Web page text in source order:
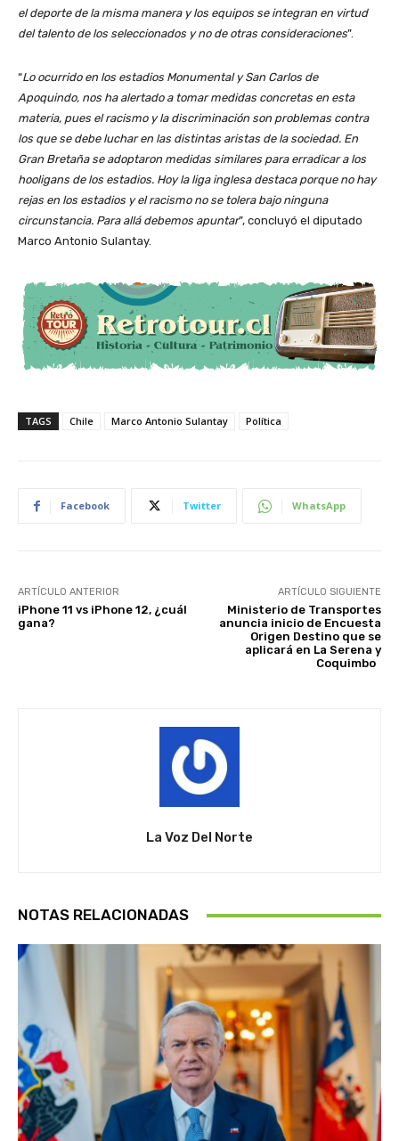
el deporte de la misma manera y los equipos se integran en virtud
del talento de los seleccionados y no de otras consideraciones”.
“Lo ocurrido en los estadios Monumental y San Carlos de
Apoquindo, nos ha alertado a tomar medidas concretas en esta
materia, pues el racismo y la discriminación son problemas contra
los que se debe luchar en las distintas aristas de la sociedad. En
Gran Bretaña se adoptaron medidas similares para erradicar a los
hooligans de los estadios. Hoy la liga inglesa destaca porque no hay
rejas en los estadios y el racismo no se tolera bajo ninguna
circunstancia. Para allá debemos apuntar”, concluyó el diputado
Marco Antonio Sulantay.
TAGS Chile Marco Antonio Sulantay Política
Facebook Twitter WhatsApp
ARTÍCULO ANTERIOR
iPhone 11 vs iPhone 12, ¿cuál
gana?
ARTÍCULO SIGUIENTE
Ministerio de Transportes
anuncia inicio de Encuesta
Origen Destino que se
aplicará en La Serena y
Coquimbo
La Voz Del Norte
NOTAS RELACIONADAS